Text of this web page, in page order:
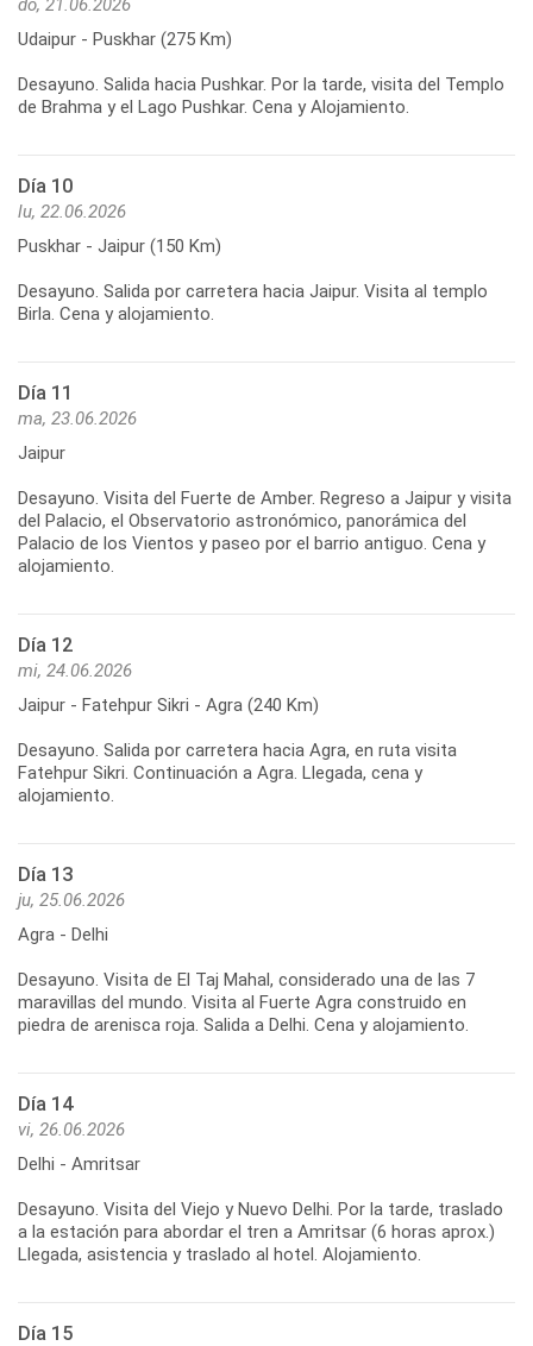
Udaipur - Puskhar (275 Km)
Desayuno. Salida hacia Pushkar. Por la tarde, visita del Templo
de Brahma y el Lago Pushkar. Cena y Alojamiento.
Día 10
lu, 22.06.2026
Puskhar - Jaipur (150 Km)
Desayuno. Salida por carretera hacia Jaipur. Visita al templo
Birla. Cena y alojamiento.
Día 11
ma, 23.06.2026
Jaipur
Desayuno. Visita del Fuerte de Amber. Regreso a Jaipur y visita
del Palacio, el Observatorio astronómico, panorámica del
Palacio de los Vientos y paseo por el barrio antiguo. Cena y
alojamiento.
Día 12
mi, 24.06.2026
Jaipur - Fatehpur Sikri - Agra (240 Km)
Desayuno. Salida por carretera hacia Agra, en ruta visita
Fatehpur Sikri. Continuación a Agra. Llegada, cena y
alojamiento.
Día 13
ju, 25.06.2026
Agra - Delhi
Desayuno. Visita de El Taj Mahal, considerado una de las 7
maravillas del mundo. Visita al Fuerte Agra construido en
Día 14
vi, 26.06.2026
Delhi - Amritsar
Desayuno. Visita del Viejo y Nuevo Delhi. Por la tarde, traslado
a la estación para abordar el tren a Amritsar (6 horas aprox.)
Llegada, asistencia y traslado al hotel. Alojamiento.
Día 15